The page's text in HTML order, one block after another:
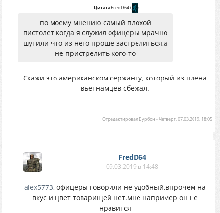
ЦитатаFredD64( )
по моему мнению самый плохой
пистолет.когда я служил офицеры мрачно
шутили что из него проще застрелиться,а
не пристрелить кого-то
Скажи это американском сержанту, который из плена
вьетнамцев сбежал.
Отредактировал Бурбон -Четверг, 07.03.2019, 18:05
FredD64
09.03.2019 в 14:48
alex5773, офицеры говорили не удобный.впрочем на
вкус и цвет товарищей нет.мне например он не
нравится